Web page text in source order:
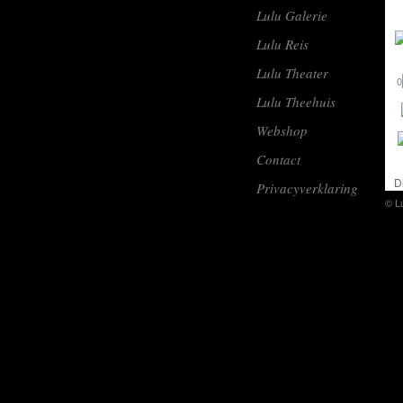
Lulu Galerie
Lulu Reis
Lulu Theater
Lulu Theehuis
Webshop
Contact
Privacyverklaring
0
©